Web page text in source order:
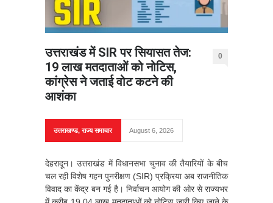
उत्तराखंड में SIR पर सियासत तेज:
19 लाख मतदाताओं को नोटिस,
कांग्रेस ने जताई वोट कटने की
आशंका
0
उत्तराखण्ड,राज्य समाचार August 6, 2026
देहरादून। उत्तराखंड में विधानसभा चुनाव की तैयारियों के बीच
चल रही विशेष गहन पुनरीक्षण (SIR) प्रक्रिया अब राजनीतिक
विवाद का केंद्र बन गई है। निर्वाचन आयोग की ओर से राज्यभर